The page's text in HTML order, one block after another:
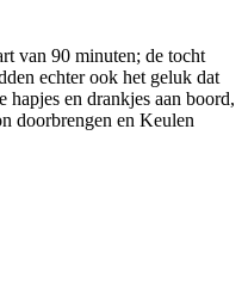
van 90 minuten; de tocht
echter ook het geluk dat
en drankjes aan boord,
doorbrengen en Keulen